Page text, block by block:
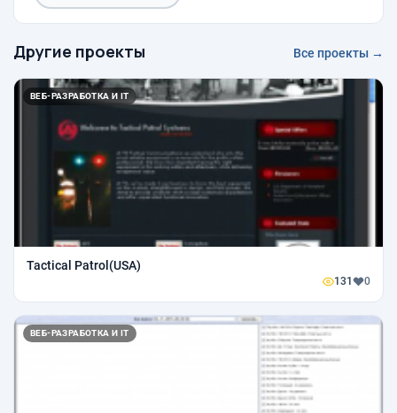
Другие проекты Все проекты →
ВЕБ-РАЗРАБОТКА И IT
Tactical Patrol(USA)
131 0
ВЕБ-РАЗРАБОТКА И IT